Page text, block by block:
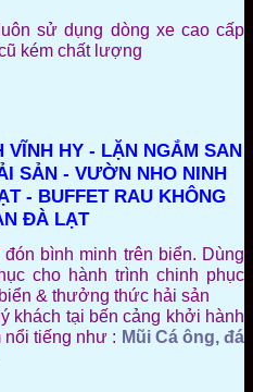
sử dụng dòng xe cao cấp
kém chất lượng
VĨNH HY - LẶN NGẮM SAN
SẢN - VƯỜN NHO NINH
- BUFFET RAU KHÔNG
ĐÀ LẠT
đón bình minh trên biển. Dùng
cho hành trình chinh phục
& thưởng thức hải sản
khách tại bến cảng khởi hành
tiếng như : Mũi Cá ông, đá